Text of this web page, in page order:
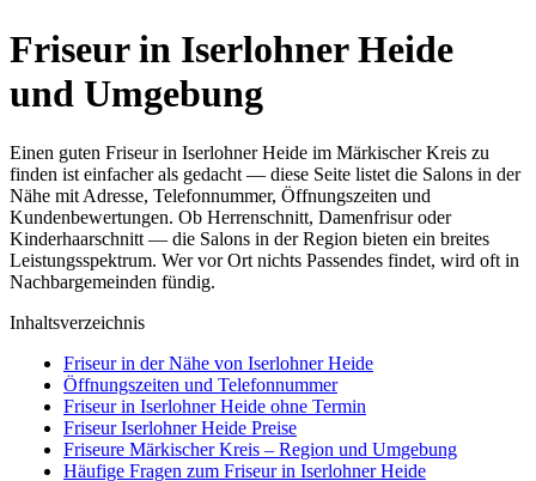
Friseur in Iserlohner Heide
und Umgebung
Einen guten Friseur in Iserlohner Heide im Märkischer Kreis zu
finden ist einfacher als gedacht — diese Seite listet die Salons in der
Nähe mit Adresse, Telefonnummer, Öffnungszeiten und
Kundenbewertungen. Ob Herrenschnitt, Damenfrisur oder
Kinderhaarschnitt — die Salons in der Region bieten ein breites
Leistungsspektrum. Wer vor Ort nichts Passendes findet, wird oft in
Nachbargemeinden fündig.
Inhaltsverzeichnis
Friseur in der Nähe von Iserlohner Heide
Öffnungszeiten und Telefonnummer
Friseur in Iserlohner Heide ohne Termin
Friseur Iserlohner Heide Preise
Friseure Märkischer Kreis – Region und Umgebung
Häufige Fragen zum Friseur in Iserlohner Heide